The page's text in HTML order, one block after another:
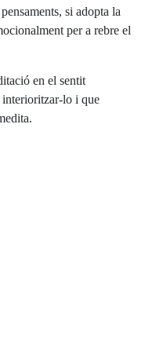
si adopta la
per a rebre el
en el sentit
interioritzar-lo i que